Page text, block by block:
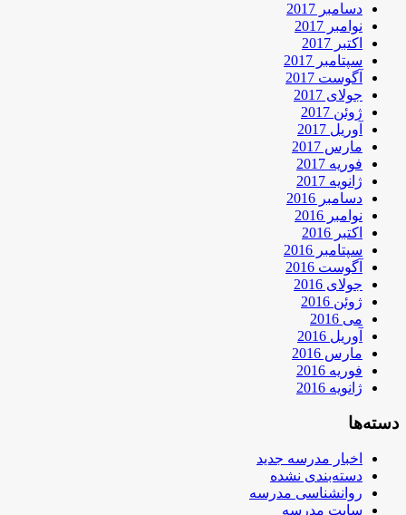
دسامبر 2017
نوامبر 2017
اکتبر 2017
سپتامبر 2017
آگوست 2017
جولای 2017
ژوئن 2017
آوریل 2017
مارس 2017
فوریه 2017
ژانویه 2017
دسامبر 2016
نوامبر 2016
اکتبر 2016
سپتامبر 2016
آگوست 2016
جولای 2016
ژوئن 2016
می 2016
آوریل 2016
مارس 2016
فوریه 2016
ژانویه 2016
دسته‌ها
اخبار مدرسه جدید
دسته‌بندی نشده
روانشناسی مدرسه
سایت مدرسه